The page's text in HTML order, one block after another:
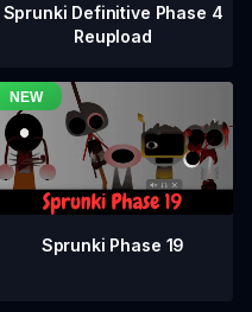
Sprunki Definitive Phase 4
Reupload
Sprunki Phase 19